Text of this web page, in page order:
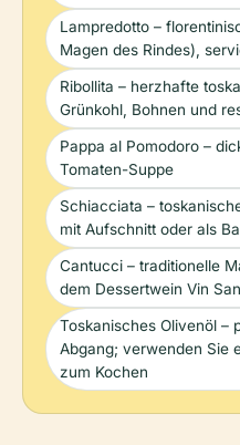
Lampredotto –
Magen des Rindes),
Ribollita – herzhafte
Grünkohl, Bohnen und
Pappa al Pomodoro –
Tomaten-Suppe
Schiacciata –
mit Aufschnitt oder als
Cantucci – traditionelle
dem Dessertwein Vin
Toskanisches Olivenöl –
Abgang; verwenden Sie
zum Kochen